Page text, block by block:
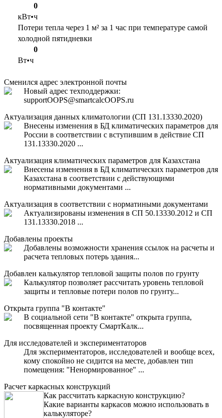
0
кВт•ч
Потери тепла через 1 м² за 1 час при температуре самой
холодной пятидневки
0
Вт•ч
Сменился адрес электронной почты
Новый адрес техподдержки:
supportOOPS@smartcalcOOPS.ru
Актуализация данных климатологии (СП 131.13330.2020)
Внесены изменения в БД климатических параметров для
России в соответствии с вступившим в действие СП
131.13330.2020 ...
Актуализация климатических параметров для Казахстана
Внесены изменения в БД климатических параметров для
Казахстана в соответствии с действующими
нормативными документами ...
Актуализация в соответствии с норматиными документами
Актуализированы изменения в СП 50.13330.2012 и СП
131.13330.2018 ...
Добавлены проекты
Добавлены возможности хранения ссылок на расчеты и
расчета тепловых потерь здания...
Добавлен калькулятор тепловой защиты полов по грунту
Калькулятор позволяет рассчитать уровень тепловой
защиты и тепловые потери полов по грунту...
Открыта группа "В контакте"
В социальной сети "В контакте" открыта группа,
посвященная проекту СмартКалк...
Для исследователей и экспериментаторов
Для экспериментаторов, исследователей и вообще всех,
кому спокойно не сидится на месте, добавлен тип
помещения: "Ненормированное" ...
Расчет каркасных конструкций
Как рассчитать каркасную конструкцию?
Какие варианты каркасов можно использовать в
калькуляторе?